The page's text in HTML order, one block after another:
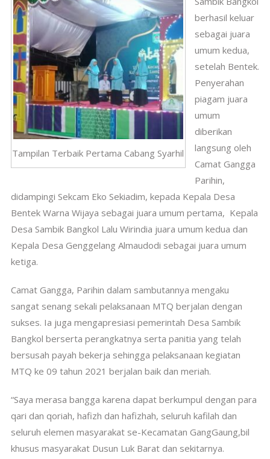
Tampilan Terbaik Pertama Cabang Syarhil
berhasil keluar
sebagai juara
umum kedua,
setelah Bentek.
Penyerahan
piagam juara
umum
diberikan
langsung oleh
Camat Gangga
Parihin,
didampingi Sekcam Eko Sekiadim, kepada Kepala Desa
Bentek Warna Wijaya sebagai juara umum pertama, Kepala
Desa Sambik Bangkol Lalu Wirindia juara umum kedua dan
Kepala Desa Genggelang Almaudodi sebagai juara umum
ketiga.
Camat Gangga, Parihin dalam sambutannya mengaku
sangat senang sekali pelaksanaan MTQ berjalan dengan
sukses. Ia juga mengapresiasi pemerintah Desa Sambik
Bangkol berserta perangkatnya serta panitia yang telah
bersusah payah bekerja sehingga pelaksanaan kegiatan
MTQ ke 09 tahun 2021 berjalan baik dan meriah.
“Saya merasa bangga karena dapat berkumpul dengan para
qari dan qoriah, hafizh dan hafizhah, seluruh kafilah dan
seluruh elemen masyarakat se-Kecamatan GangGaung,bil
khusus masyarakat Dusun Luk Barat dan sekitarnya.